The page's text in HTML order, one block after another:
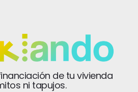
de tu vivienda
ni tapujos.